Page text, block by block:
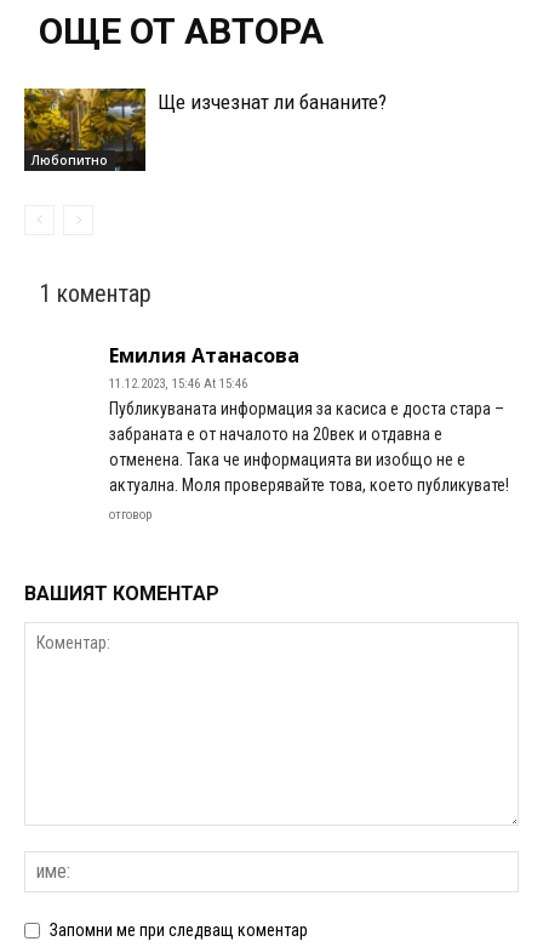
ОЩЕ ОТ АВТОРА
Любопитно
Ще изчезнат ли бананите?
1 коментар
Емилия Атанасова
11.12.2023, 15:46 At 15:46
Публикуваната информация за касиса е доста стара –
забраната е от началото на 20век и отдавна е
отменена. Така че информацията ви изобщо не е
актуална. Моля проверявайте това, което публикувате!
отговор
ВАШИЯТ КОМЕНТАР
Запомни ме при следващ коментар